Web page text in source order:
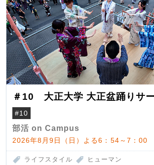
＃10 大正大学 大正盆踊りサ
#10
部活 on Campus
2026年8月9日（日）よる6：54～7：00
ライフスタイル ヒューマン